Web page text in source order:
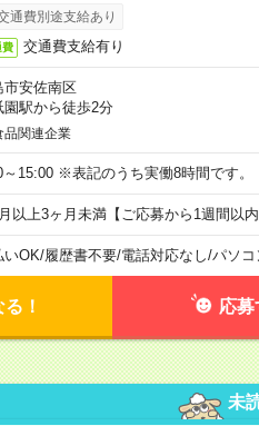
通費別途支給あり
費 交通費支給有り
市安佐南区
園駅から徒歩2分
品関連企業
～15:00 ※表記のうち実働8時間です。
以上3ヶ月未満【ご応募から1週間以
いOK/履歴書不要/電話対応なし/パソコ
！ 応募
未